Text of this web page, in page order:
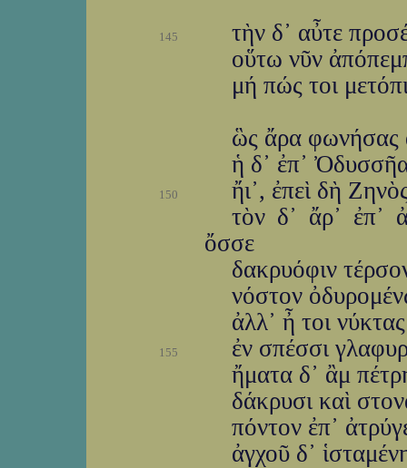
145
τὴν δ᾽ αὖτε
οὕτω νῦν
μή πώς τοι
ὣς ἄρα φωνήσας
ἡ δ᾽ ἐπ᾽
150
ἤι᾽, ἐπεὶ δὴ
τὸν δ᾽ ἄρ᾽ ἐπ᾽
ὄσσε
δακρυόφιν
νόστον
ἀλλ᾽ ἦ τοι
155
ἐν σπέσσι
ἤματα δ᾽ ἂμ
δάκρυσι καὶ
πόντον ἐπ᾽
ἀγχοῦ δ᾽